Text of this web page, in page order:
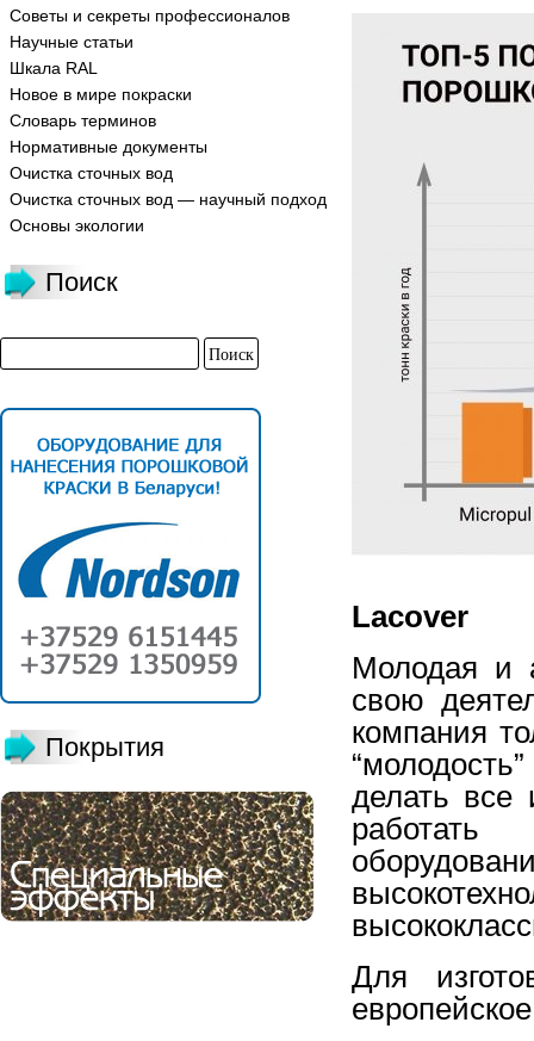
Советы и секреты профессионалов
Научные статьи
Шкала RAL
Новое в мире покраски
Словарь терминов
Нормативные документы
Очистка сточных вод
Очистка сточных вод — научный подход
Основы экологии
Поиск
Покрытия
Lacover
Молодая и
свою
компания
делать все
Для